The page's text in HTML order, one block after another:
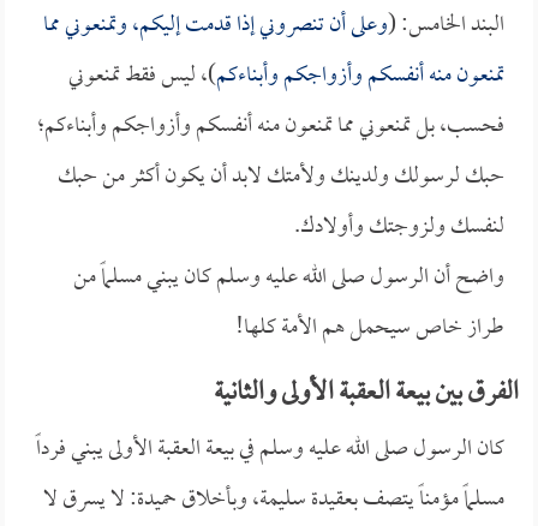
البند الخامس: (وعلى أن تنصروني إذا قدمت إليكم، وتمنعوني مما
تمنعون منه أنفسكم وأزواجكم وأبناءكم)، ليس فقط تمنعوني
فحسب، بل تمنعوني مما تمنعون منه أنفسكم وأزواجكم وأبناءكم؛
حبك لرسولك ولدينك ولأمتك لابد أن يكون أكثر من حبك
لنفسك ولزوجتك وأولادك.
واضح أن الرسول صلى الله عليه وسلم كان يبني مسلماً من
طراز خاص سيحمل هم الأمة كلها!
الفرق بين بيعة العقبة الأولى والثانية
كان الرسول صلى الله عليه وسلم في بيعة العقبة الأولى يبني فرداً
مسلماً مؤمناً يتصف بعقيدة سليمة، وبأخلاق حميدة: لا يسرق لا